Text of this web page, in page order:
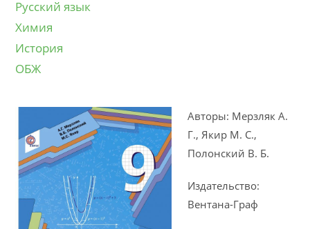
Русский язык
Химия
История
ОБЖ
Авторы: Мерзляк А.
Г., Якир М. С.,
Полонский В. Б.
Издательство:
Вентана-Граф